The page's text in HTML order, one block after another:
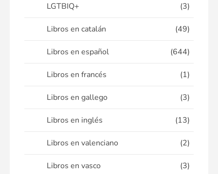
LGTBIQ+ (3)
Libros en catalán (49)
Libros en español (644)
Libros en francés (1)
Libros en gallego (3)
Libros en inglés (13)
Libros en valenciano (2)
Libros en vasco (3)